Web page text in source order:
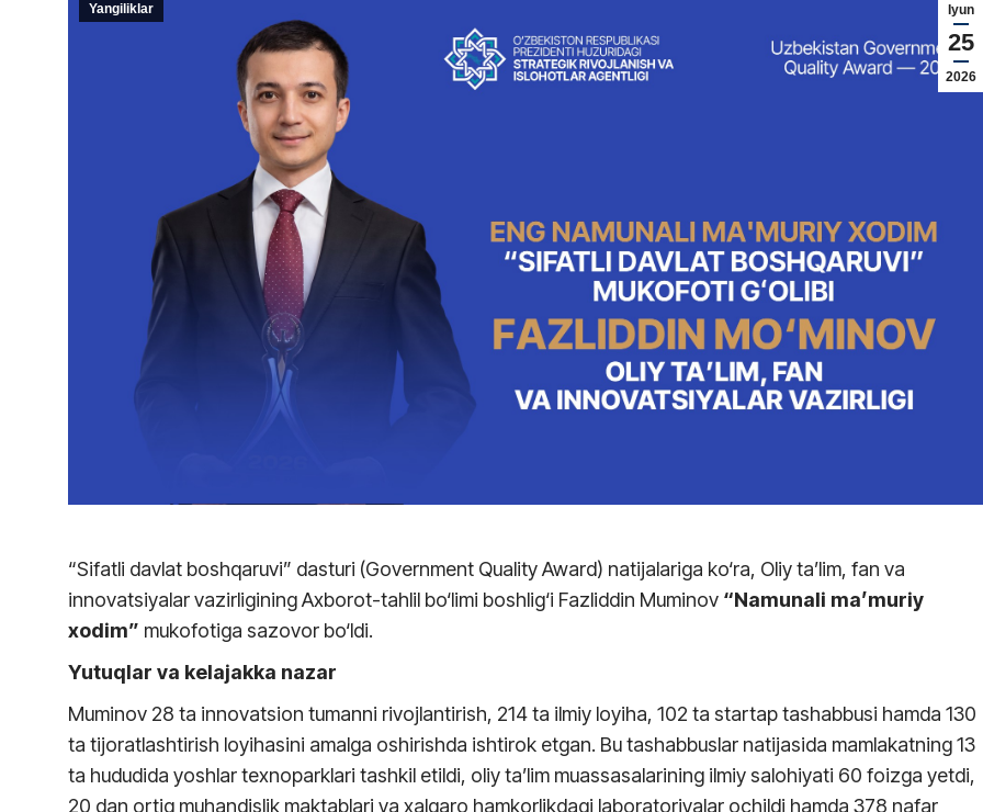
Iyun
25
2026
Yangiliklar
“Sifatli davlat boshqaruvi” dasturi (Government Quality Award) natijalariga ko‘ra, Oliy ta’lim, fan va
innovatsiyalar vazirligining Axborot-tahlil bo‘limi boshlig‘i Fazliddin Muminov “Namunali ma’muriy
xodim” mukofotiga sazovor bo‘ldi.
Yutuqlar va kelajakka nazar
Muminov 28 ta innovatsion tumanni rivojlantirish, 214 ta ilmiy loyiha, 102 ta startap tashabbusi hamda 130
ta tijoratlashtirish loyihasini amalga oshirishda ishtirok etgan. Bu tashabbuslar natijasida mamlakatning 13
ta hududida yoshlar texnoparklari tashkil etildi, oliy ta’lim muassasalarining ilmiy salohiyati 60 foizga yetdi,
20 dan ortiq muhandislik maktablari va xalqaro hamkorlikdagi laboratoriyalar ochildi hamda 378 nafar